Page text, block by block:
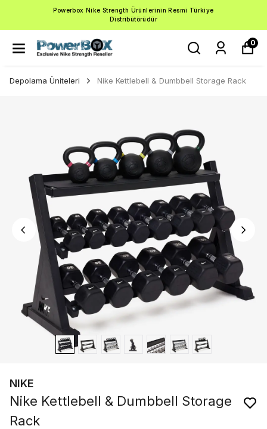
Powerbox Nike Strength Ürünlerinin Resmi Türkiye
Distribütörüdür
0
Depolama Üniteleri Nike Kettlebell & Dumbbell Storage Rack
NIKE
Nike Kettlebell & Dumbbell Storage
Rack